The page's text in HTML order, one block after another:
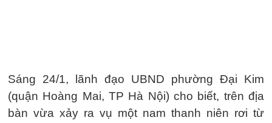
Sáng 24/1, lãnh đạo UBND phường Đại Kim
(quận Hoàng Mai, TP Hà Nội) cho biết, trên địa
bàn vừa xảy ra vụ một nam thanh niên rơi từ